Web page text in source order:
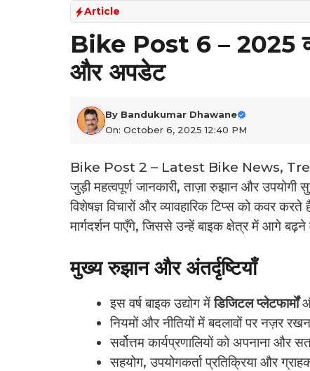
Article
Bike Post 6 – 2025
और अपडेट
By Bandukumar Dhawane
On: October 6, 2025 12:40 PM
Bike Post 2 – Latest Bike News,
जुड़ी महत्वपूर्ण जानकारी, ताज़ा रुझान और
विशेषज्ञ विचारों और व्यावहारिक टिप्स को कवर
मार्गदर्शन पाएँगे, जिससे उन्हें बाइक क्षेत्र में आगे
मुख्य रुझान और अंतर्दृष्टियाँ
इस वर्ष बाइक उद्योग मेंडिजिटल प्लेटफार्मों
नियमों और नीतियों में बदलावों पर नज़र
सर्वोत्तम कार्यप्रणालियों को अपनाना और
सहयोग, उपयोगकर्ता प्रतिक्रिया और